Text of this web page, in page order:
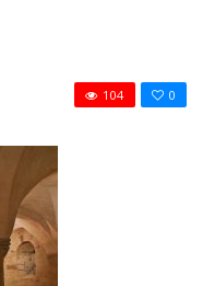
0
104